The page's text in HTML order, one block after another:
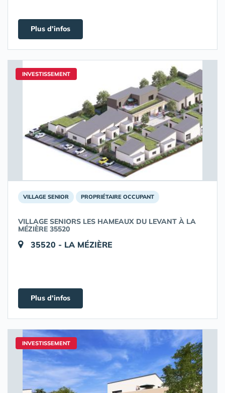
Plus d'infos
INVESTISSEMENT
VILLAGE SENIOR PROPRIÉTAIRE OCCUPANT
VILLAGE SENIORS LES HAMEAUX DU LEVANT À LA
MÉZIÈRE 35520
35520 - LA MÉZIÈRE
Plus d'infos
INVESTISSEMENT